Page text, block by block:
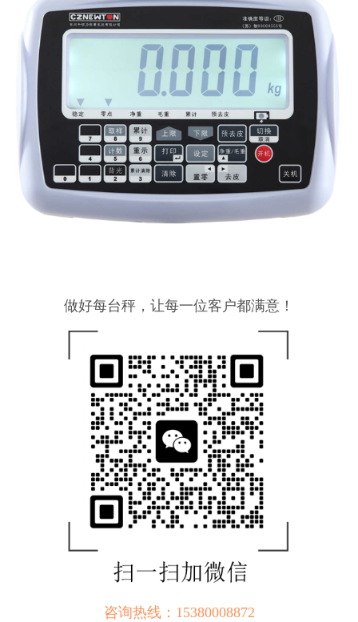
做好每台秤，让每一位客户都满意！
咨询热线：15380008872